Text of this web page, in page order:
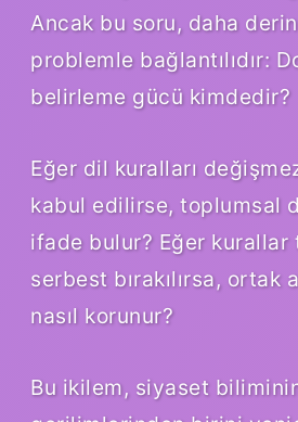
Ancak bu soru, daha
problemle bağlantılıdır:
belirleme gücü kimdedir?
Eğer dil kuralları
kabul edilirse, toplumsal
ifade bulur? Eğer kurallar
serbest bırakılırsa, ortak
nasıl korunur?
Bu ikilem, siyaset